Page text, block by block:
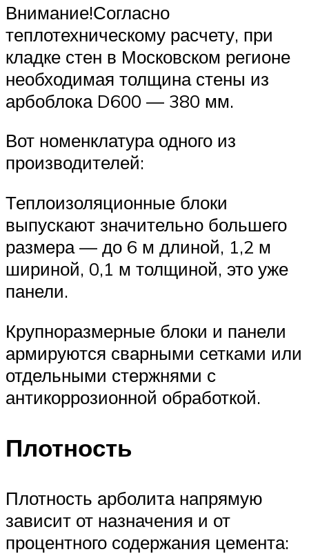
Внимание!Согласно
теплотехническому расчету, при
кладке стен в Московском регионе
необходимая толщина стены из
арбоблока D600 — 380 мм.
Вот номенклатура одного из
производителей:
Теплоизоляционные блоки
выпускают значительно большего
размера — до 6 м длиной, 1,2 м
шириной, 0,1 м толщиной, это уже
панели.
Крупноразмерные блоки и панели
армируются сварными сетками или
отдельными стержнями с
антикоррозионной обработкой.
Плотность
Плотность арболита напрямую
зависит от назначения и от
процентного содержания цемента: